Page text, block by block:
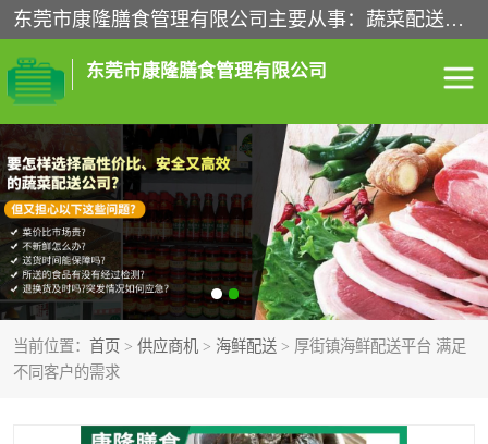
东莞市康隆膳食管理有限公司主要从事：蔬菜配送、食堂承包、企业工厂食堂承包、机关单位食堂承包、调味品配送、粮油配送、干货配送、副食配送、水果配送、海鲜配送等业务，东莞蔬菜配送电话，咨询在线客服。
东莞市康隆膳食管理有限公司
当前位置： 首页 > 供应商机 > 海鲜配送 > 厚街镇海鲜配送平台 满足
不同客户的需求
食堂承包 蔬菜配送
粮油配送 鲜肉配送
海鲜配送 食材配送
调料配送 企业工厂食堂承包